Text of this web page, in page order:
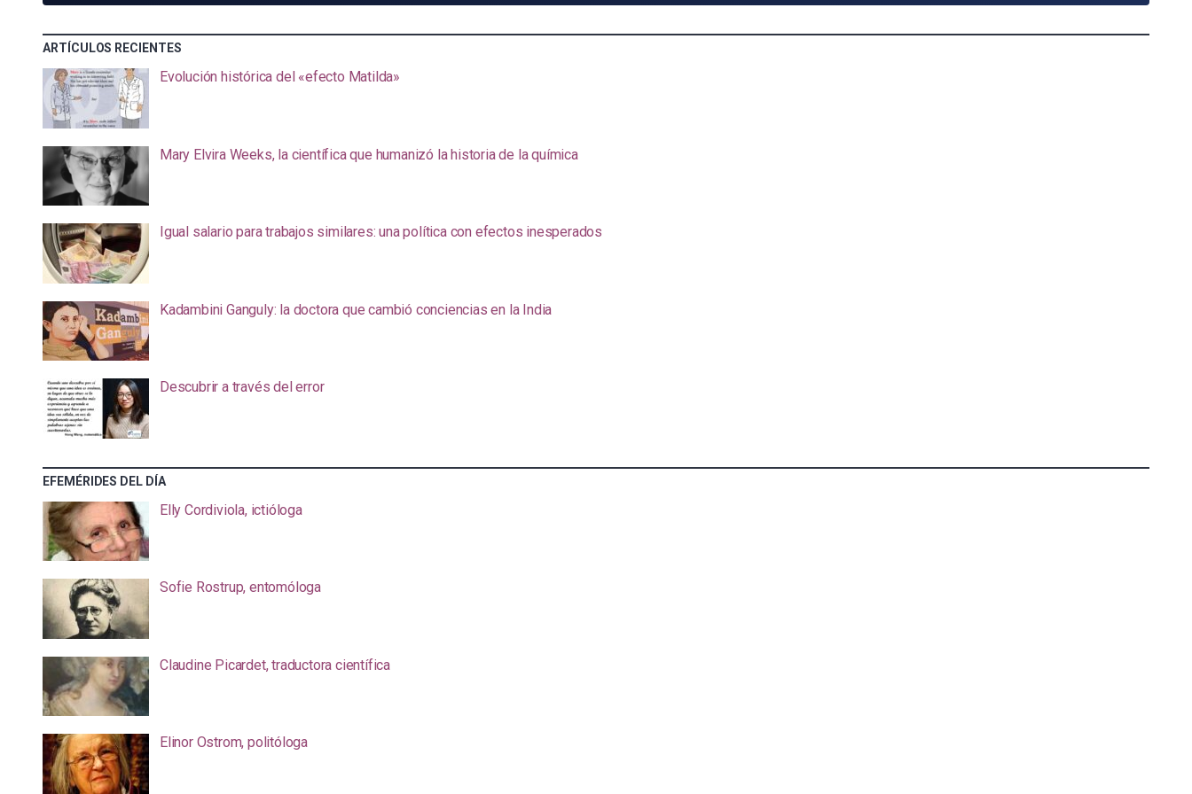
ARTÍCULOS RECIENTES
Evolución histórica del «efecto Matilda»
Mary Elvira Weeks, la científica que humanizó la historia de la química
Igual salario para trabajos similares: una política con efectos inesperados
Kadambini Ganguly: la doctora que cambió conciencias en la India
Descubrir a través del error
EFEMÉRIDES DEL DÍA
Elly Cordiviola, ictióloga
Sofie Rostrup, entomóloga
Claudine Picardet, traductora científica
Elinor Ostrom, politóloga